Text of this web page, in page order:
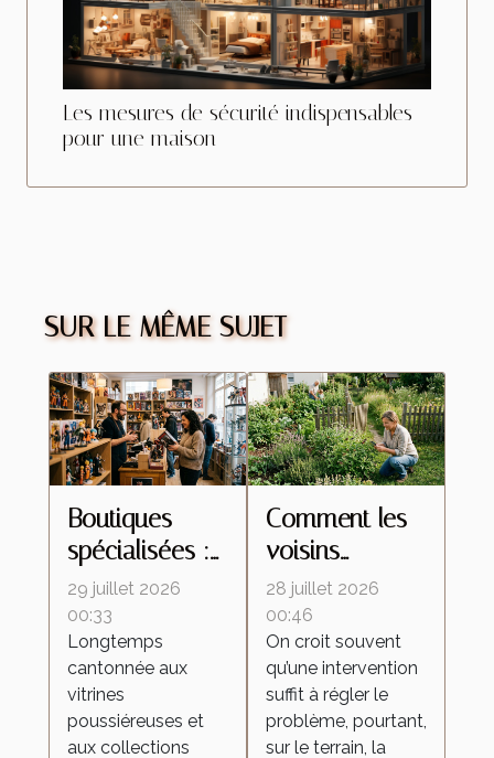
Les mesures de sécurité indispensables
pour une maison
SUR LE MÊME SUJET
Boutiques
spécialisées :
ces lieux
d’échanges
qui
transforment la
culture de la
figurine
29 juillet 2026
00:33
Longtemps
cantonnée aux
vitrines
poussiéreuses et
aux collections
Comment les
voisins
influencent le
retour des
insectes
malgré une
intervention
locale
28 juillet 2026
00:46
On croit souvent
qu’une intervention
suffit à régler le
problème, pourtant,
sur le terrain, la